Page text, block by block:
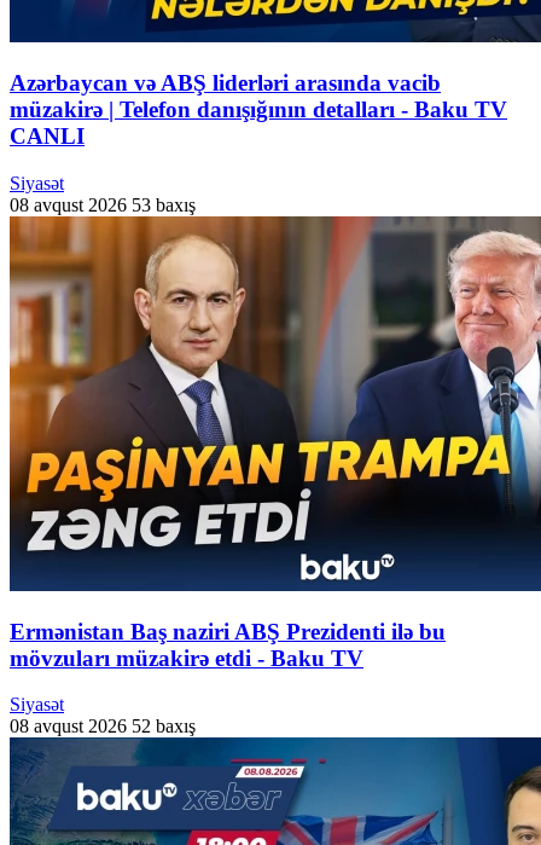
Azərbaycan və ABŞ liderləri arasında vacib
müzakirə | Telefon danışığının detalları - Baku TV
CANLI
Siyasət
08 avqust 2026 53 baxış
Ermənistan Baş naziri ABŞ Prezidenti ilə bu
mövzuları müzakirə etdi - Baku TV
Siyasət
08 avqust 2026 52 baxış